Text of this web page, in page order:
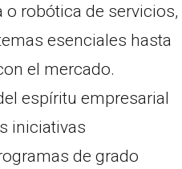
robótica de servicios,
esenciales hasta
el mercado.
espíritu empresarial
iniciativas
de grado